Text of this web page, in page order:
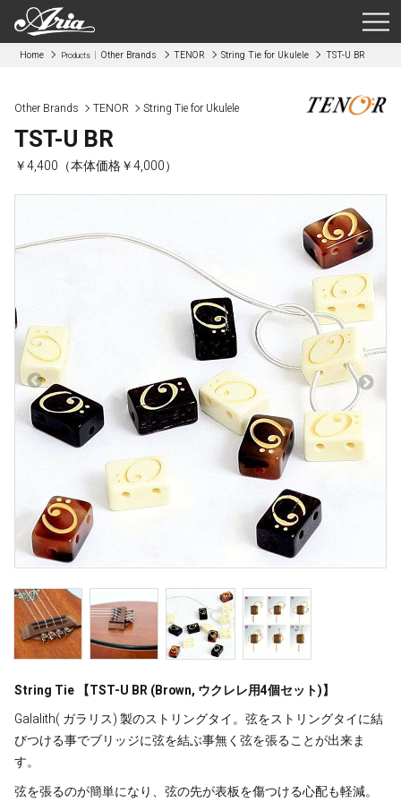
Home Products Other Brands TENOR String Tie for Ukulele TST-U BR
Other Brands TENOR String Tie for Ukulele
TST-U BR
￥4,400（本体価格￥4,000）
String Tie 【TST-U BR (Brown, ウクレレ用4個セット)】
Galalith( ガラリス) 製のストリングタイ。弦をストリングタイに結
びつける事でブリッジに弦を結ぶ事無く弦を張ることが出来ま
す。
弦を張るのが簡単になり、弦の先が表板を傷つける心配も軽減。